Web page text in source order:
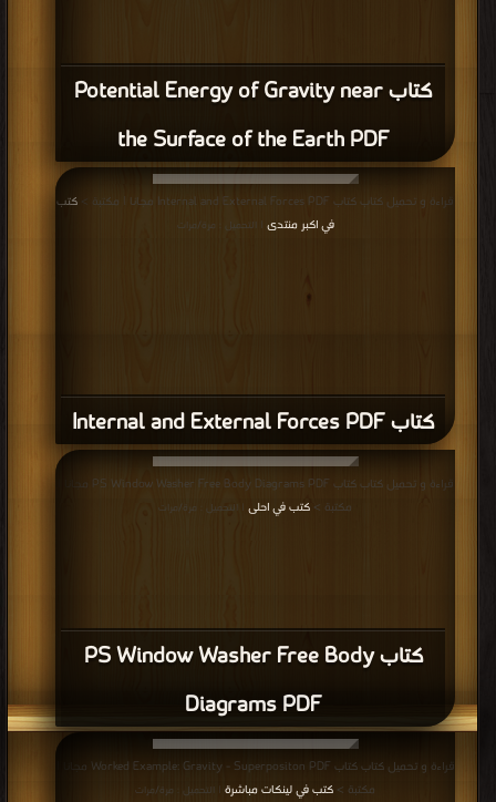
كتاب Potential Energy of Gravity near
the Surface of the Earth PDF
كتاب Internal and External Forces PDF
قراءة و تحميل كتاب كتاب Internal and External Forces PDF مجانا | مكتبة >
كتب
في اكبر منتدى
| التحميل : مرة/مرات
كتاب PS Window Washer Free Body
Diagrams PDF
قراءة و تحميل كتاب كتاب PS Window Washer Free Body Diagrams PDF مجانا |
مكتبة > كتب في احلى | التحميل : مرة/مرات
قراءة و تحميل كتاب كتاب Worked Example: Gravity - Superpositon PDF مجانا |
مكتبة > كتب في لينكات مباشرة | التحميل : مرة/مرات